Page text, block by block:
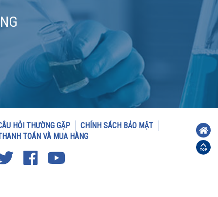
HỎI THƯỜNG GẶP
CHÍNH SÁCH BẢO MẬT
TOÁN VÀ MUA HÀNG